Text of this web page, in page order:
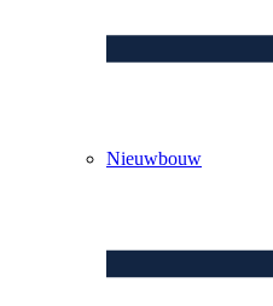
Nieuwbouw